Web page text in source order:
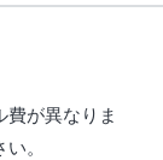
が異なりま
。